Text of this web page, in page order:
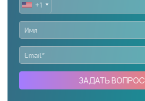
UNITED
STATES
+1
+1
ЗАДАТЬ ВОПРОС